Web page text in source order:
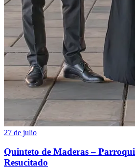
27 de julio
Quinteto de Maderas –
Resucitado